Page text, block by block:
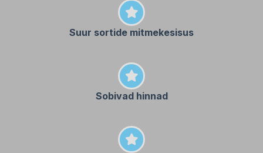
Suur sortide mitmekesisus
Sobivad hinnad